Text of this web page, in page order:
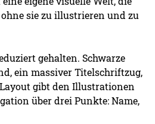
sie zu illustrieren und zu
gehalten. Schwarze
ein massiver Titelschriftzug,
gibt den Illustrationen
über drei Punkte: Name,